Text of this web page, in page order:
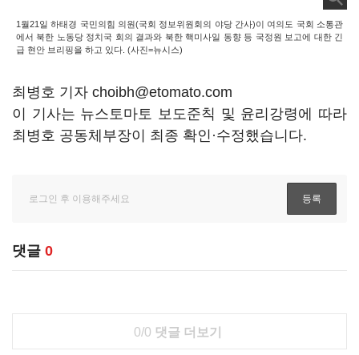
1월21일 하태경 국민의힘 의원(국회 정보위원회의 야당 간사)이 여의도 국회 소통관
에서 북한 노동당 정치국 회의 결과와 북한 핵미사일 동향 등 국정원 보고에 대한 긴
급 현안 브리핑을 하고 있다. (사진=뉴시스)
최병호 기자 choibh@etomato.com
이 기사는 뉴스토마토 보도준칙 및 윤리강령에 따라
최병호 공동체부장이 최종 확인·수정했습니다.
댓글 0
0/0 댓글 더보기